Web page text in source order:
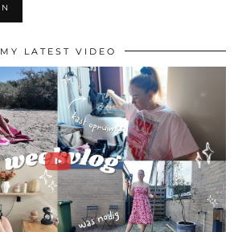
MY LATEST VIDEO